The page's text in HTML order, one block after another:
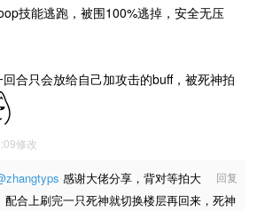
技能逃跑，被围100%逃掉，安全无压
回合只会放给自己加攻击的buff，被死神拍
修改
回复
感谢大佬分享，背对等拍大
配合上刷完一只死神就切换楼层再回来，死神